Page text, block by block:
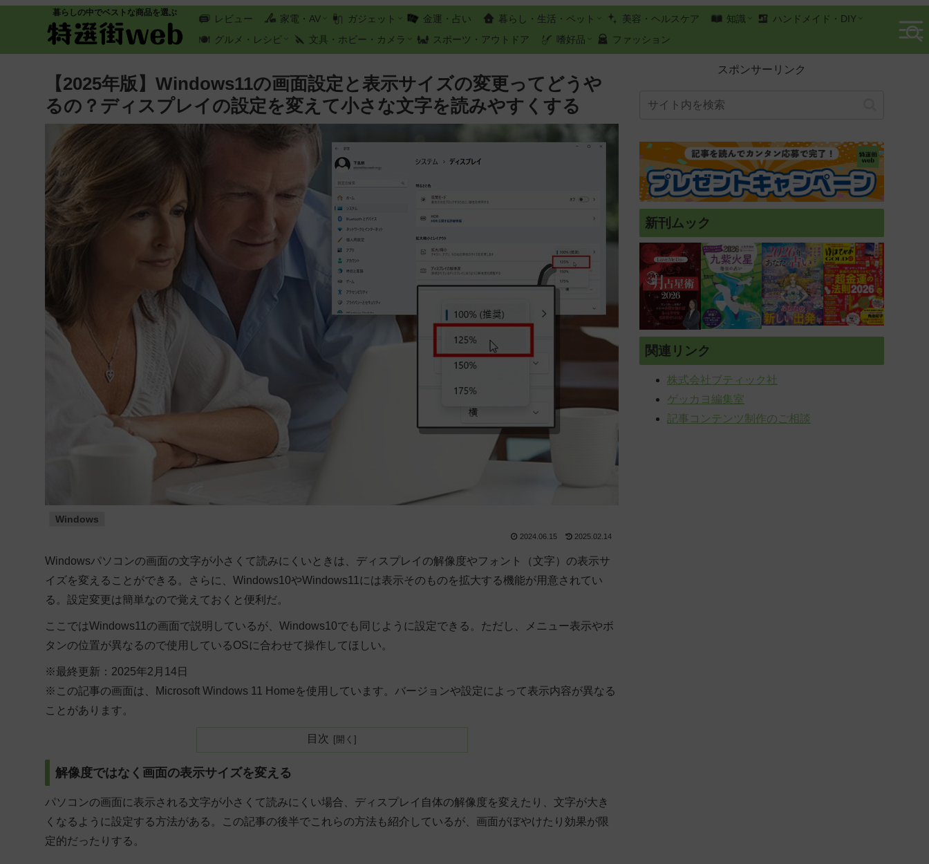
暮らしの中でベストな商品を選ぶ
レビュー 家電・AV ガジェット 金運・占い 暮らし・生活・ペット 美容・ヘルスケア 知識
ハンドメイド・DIY
グルメ・レシピ
文具・ホビー・カメラ スポーツ・アウトドア 嗜好品 ファッション
【2025年版】Windows11の画面設定と表示サイズの変更ってどうや
るの？ディスプレイの設定を変えて小さな文字を読みやすくする
Windows
2024.06.15 2025.02.14
Windowsパソコンの画面の文字が小さくて読みにくいときは、ディスプレイの解像度やフォント（文字）の表示サ
イズを変えることができる。さらに、Windows10やWindows11には表示そのものを拡大する機能が用意されてい
る。設定変更は簡単なので覚えておくと便利だ。
ここではWindows11の画面で説明しているが、Windows10でも同じように設定できる。ただし、メニュー表示やボ
タンの位置が異なるので使用しているOSに合わせて操作してほしい。
※最終更新：2025年2月14日
※この記事の画面は、Microsoft Windows 11 Homeを使用しています。バージョンや設定によって表示内容が異なる
ことがあります。
目次
解像度ではなく画面の表示サイズを変える
パソコンの画面に表示される文字が小さくて読みにくい場合、ディスプレイ自体の解像度を変えたり、文字が大き
くなるように設定する方法がある。この記事の後半でこれらの方法も紹介しているが、画面がぼやけたり効果が限
定的だったりする。
スポンサーリンク
新刊ムック
関連リンク
株式会社ブティック社
ゲッカヨ編集室
記事コンテンツ制作のご相談